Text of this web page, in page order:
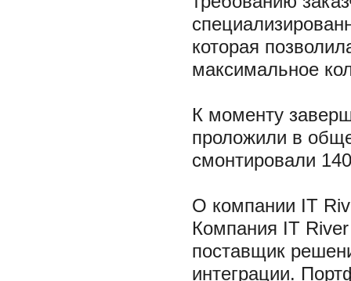
которая
максимальное
К моменту
проложили в
смонтировали
О компании IT
Компания IT
поставщик
интеграции.